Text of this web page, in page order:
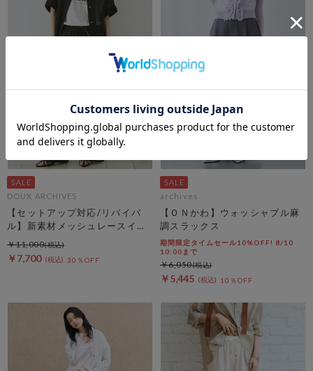
DOUX ARCHIVES
【セットアップ対応/リバイバ
ル】新素材メッシュレースイー
ジーパンツ
￥7,700 30％OFF
￥11,000
archives
【ＯＮかわ】ウォッシャブル麻
調スラックス
期間限定タイムセール10%OFF! 8/10
10:00まで
￥5,445 10％OFF
￥6,050